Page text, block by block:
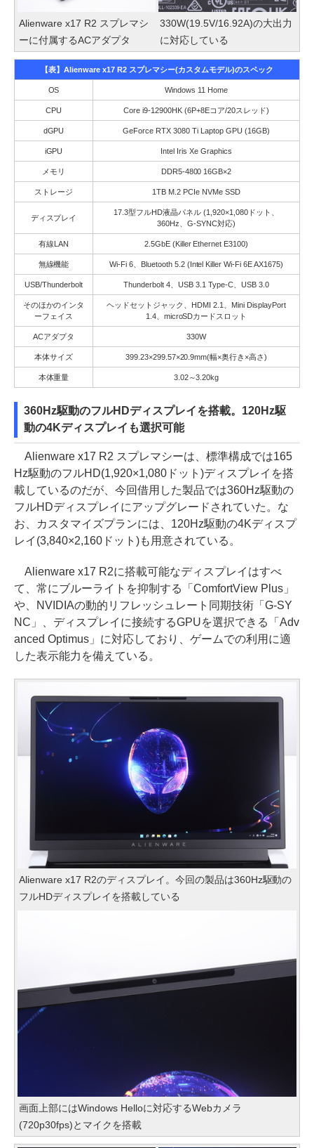
Alienware x17 R2 スプレマシ
ーに付属するACアダプタ
330W(19.5V/16.92A)の大出力
に対応している
【表】Alienware x17 R2 スプレマシー(カスタムモデル)のスペック
OS Windows 11 Home
CPU Core i9-12900HK (6P+8Eコア/20スレッド)
dGPU GeForce RTX 3080 Ti Laptop GPU (16GB)
iGPU Intel Iris Xe Graphics
メモリ DDR5-4800 16GB×2
ストレージ 1TB M.2 PCIe NVMe SSD
ディスプレイ
17.3型フルHD液晶パネル (1,920×1,080ドット、
360Hz、G-SYNC対応)
有線LAN 2.5GbE (Killer Ethernet E3100)
無線機能 Wi-Fi 6、Bluetooth 5.2 (Intel Killer Wi-Fi 6E AX1675)
USB/Thunderbolt Thunderbolt 4、USB 3.1 Type-C、USB 3.0
そのほかのインタ
ーフェイス
ヘッドセットジャック、HDMI 2.1、Mini DisplayPort
1.4、microSDカードスロット
ACアダプタ 330W
本体サイズ 399.23×299.57×20.9mm(幅×奥行き×高さ)
本体重量 3.02～3.20kg
360Hz駆動のフルHDディスプレイを搭載。120Hz駆
動の4Kディスプレイも選択可能
Alienware x17 R2 スプレマシーは、標準構成では165
Hz駆動のフルHD(1,920×1,080ドット)ディスプレイを搭
載しているのだが、今回借用した製品では360Hz駆動の
フルHDディスプレイにアップグレードされていた。な
お、カスタマイズプランには、120Hz駆動の4Kディスプ
レイ(3,840×2,160ドット)も用意されている。
Alienware x17 R2に搭載可能なディスプレイはすべ
て、常にブルーライトを抑制する「ComfortView Plus」
や、NVIDIAの動的リフレッシュレート同期技術「G-SY
NC」、ディスプレイに接続するGPUを選択できる「Adv
anced Optimus」に対応しており、ゲームでの利用に適
した表示能力を備えている。
Alienware x17 R2のディスプレイ。今回の製品は360Hz駆動の
フルHDディスプレイを搭載している
画面上部にはWindows Helloに対応するWebカメラ
(720p30fps)とマイクを搭載